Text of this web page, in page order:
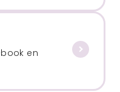
en